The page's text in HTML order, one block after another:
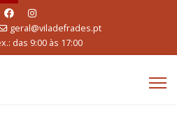
geral@viladefrades.pt
das 9:00 às 17:00